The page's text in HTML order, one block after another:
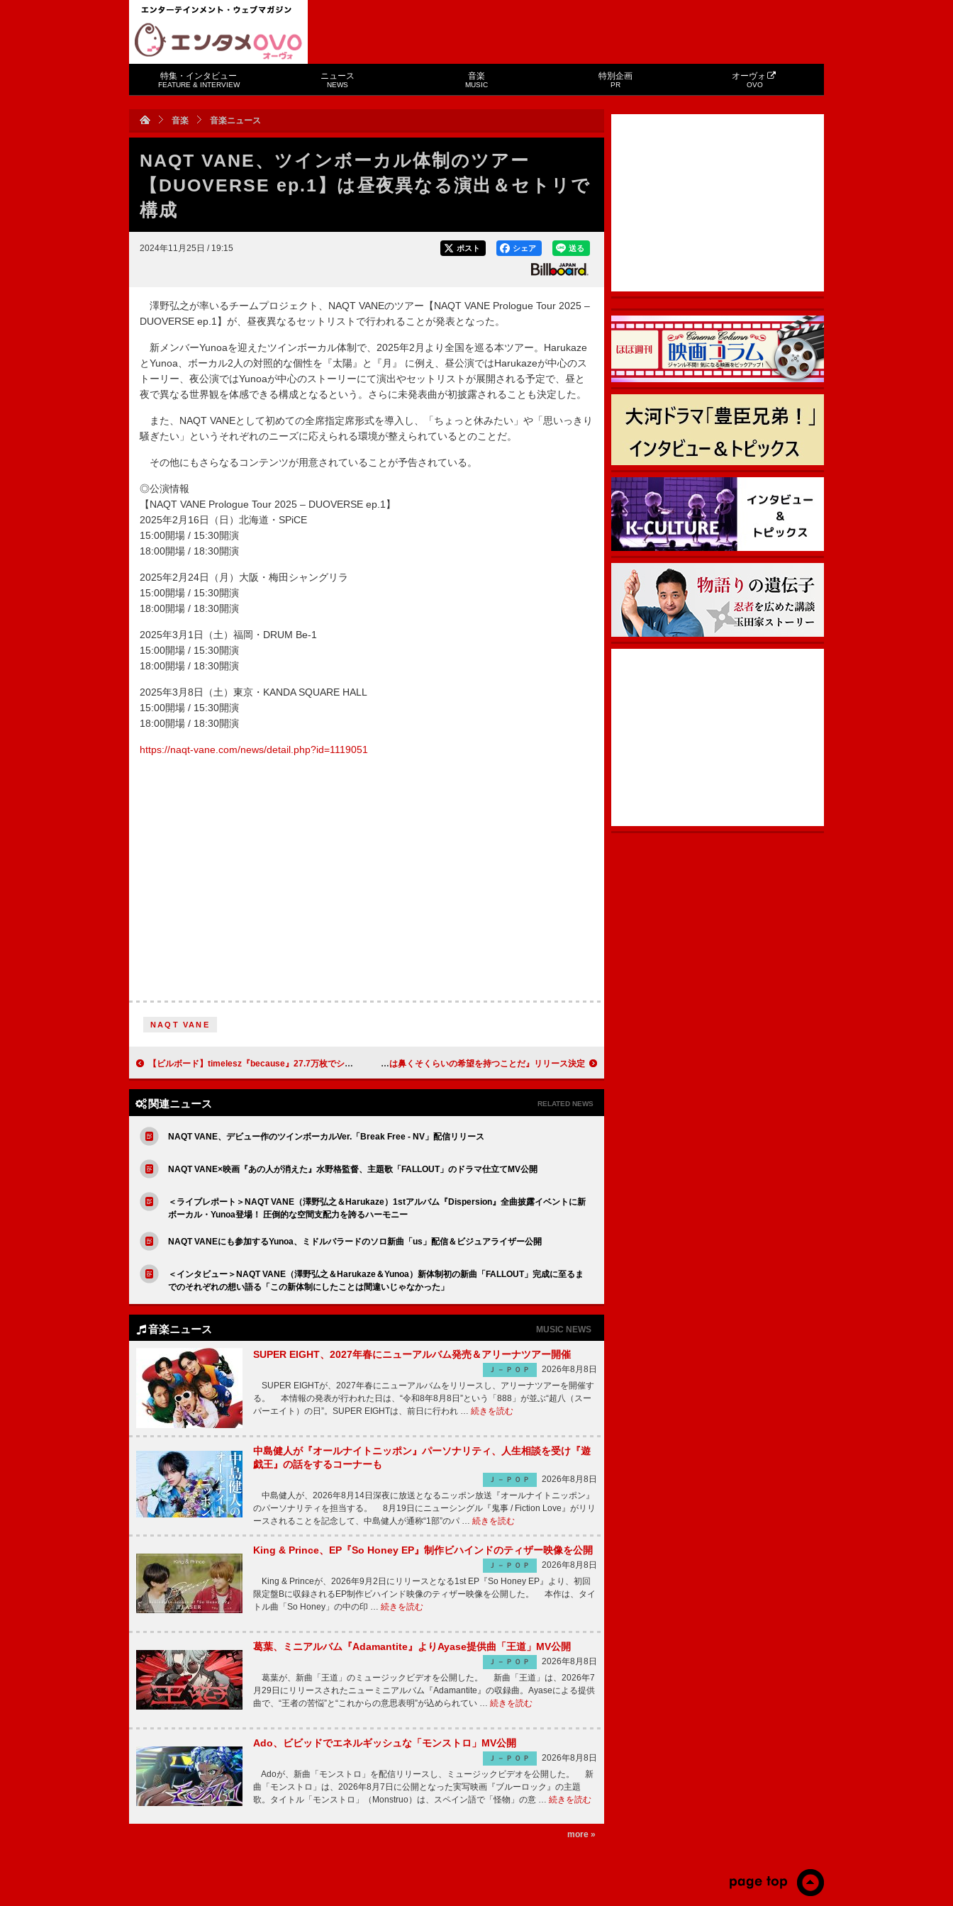
特集・インタビュー
FEATURE & INTERVIEW
ニュース
NEWS
音楽
MUSIC
特別企画
PR
オーヴォ
OVO
音楽 音楽ニュース
NAQT VANE、ツインボーカル体制のツアー
【DUOVERSE ep.1】は昼夜異なる演出＆セトリで
構成
2024年11月25日 / 19:15 送る
シェア
ポスト
澤野弘之が率いるチームプロジェクト、NAQT VANEのツアー【NAQT VANE Prologue Tour 2025 –
DUOVERSE ep.1】が、昼夜異なるセットリストで行われることが発表となった。
新メンバーYunoaを迎えたツインボーカル体制で、2025年2月より全国を巡る本ツアー。Harukaze
とYunoa、ボーカル2人の対照的な個性を『太陽』と『月』 に例え、昼公演ではHarukazeが中心のス
トーリー、夜公演ではYunoaが中心のストーリーにて演出やセットリストが展開される予定で、昼と
夜で異なる世界観を体感できる構成となるという。さらに未発表曲が初披露されることも決定した。
また、NAQT VANEとして初めての全席指定席形式を導入し、「ちょっと休みたい」や「思いっきり
騒ぎたい」というそれぞれのニーズに応えられる環境が整えられているとのことだ。
その他にもさらなるコンテンツが用意されていることが予告されている。
◎公演情報
【NAQT VANE Prologue Tour 2025 – DUOVERSE ep.1】
2025年2月16日（日）北海道・SPiCE
15:00開場 / 15:30開演
18:00開場 / 18:30開演
2025年2月24日（月）大阪・梅田シャングリラ
15:00開場 / 15:30開演
18:00開場 / 18:30開演
2025年3月1日（土）福岡・DRUM Be-1
15:00開場 / 15:30開演
18:00開場 / 18:30開演
2025年3月8日（土）東京・KANDA SQUARE HALL
15:00開場 / 15:30開演
18:00開場 / 18:30開演
https://naqt-vane.com/news/detail.php?id=1119051
NAQT VANE
【ビルボード】timelesz『because』27.7万枚でシングル1位 ハルカミライ、約3年ぶりのフルアルバム『生きるとは鼻くそくらいの希望を持つことだ』リリース決定
関連ニュース RELATED NEWS
NAQT VANE、デビュー作のツインボーカルVer.「Break Free - NV」配信リリース
NAQT VANE×映画『あの人が消えた』水野格監督、主題歌「FALLOUT」のドラマ仕立てMV公開
＜ライブレポート＞NAQT VANE（澤野弘之＆Harukaze）1stアルバム『Dispersion』全曲披露イベントに新
ボーカル・Yunoa登場！ 圧倒的な空間支配力を誇るハーモニー
NAQT VANEにも参加するYunoa、ミドルバラードのソロ新曲「us」配信＆ビジュアライザー公開
＜インタビュー＞NAQT VANE（澤野弘之＆Harukaze＆Yunoa）新体制初の新曲「FALLOUT」完成に至るま
でのそれぞれの想い語る「この新体制にしたことは間違いじゃなかった」
音楽ニュース MUSIC NEWS
SUPER EIGHT、2027年春にニューアルバム発売＆アリーナツアー開催
Ｊ－ＰＯＰ
2026年8月8日
SUPER EIGHTが、2027年春にニューアルバムをリリースし、アリーナツアーを開催す
る。 本情報の発表が行われた日は、“令和8年8月8日”という「888」が並ぶ“超八（スー
パーエイト）の日”。SUPER EIGHTは、前日に行われ … 続きを読む
中島健人が『オールナイトニッポン』パーソナリティ、人生相談を受け『遊
戯王』の話をするコーナーも
Ｊ－ＰＯＰ
2026年8月8日
中島健人が、2026年8月14日深夜に放送となるニッポン放送『オールナイトニッポン』
のパーソナリティを担当する。 8月19日にニューシングル『鬼事 / Fiction Love』がリリ
ースされることを記念して、中島健人が通称“1部”のパ … 続きを読む
King & Prince、EP『So Honey EP』制作ビハインドのティザー映像を公開
Ｊ－ＰＯＰ
2026年8月8日
King & Princeが、2026年9月2日にリリースとなる1st EP『So Honey EP』より、初回
限定盤Bに収録されるEP制作ビハインド映像のティザー映像を公開した。 本作は、タイ
トル曲「So Honey」の中の印 … 続きを読む
葛葉、ミニアルバム『Adamantite』よりAyase提供曲「王道」MV公開
Ｊ－ＰＯＰ
2026年8月8日
葛葉が、新曲「王道」のミュージックビデオを公開した。 新曲「王道」は、2026年7
月29日にリリースされたニューミニアルバム『Adamantite』の収録曲。Ayaseによる提供
曲で、“王者の苦悩”と“これからの意思表明”が込められてい … 続きを読む
Ado、ビビッドでエネルギッシュな「モンストロ」MV公開
Ｊ－ＰＯＰ
2026年8月8日
Adoが、新曲「モンストロ」を配信リリースし、ミュージックビデオを公開した。 新
曲「モンストロ」は、2026年8月7日に公開となった実写映画『ブルーロック』の主題
歌。タイトル「モンストロ」（Monstruo）は、スペイン語で「怪物」の意 … 続きを読む
more »